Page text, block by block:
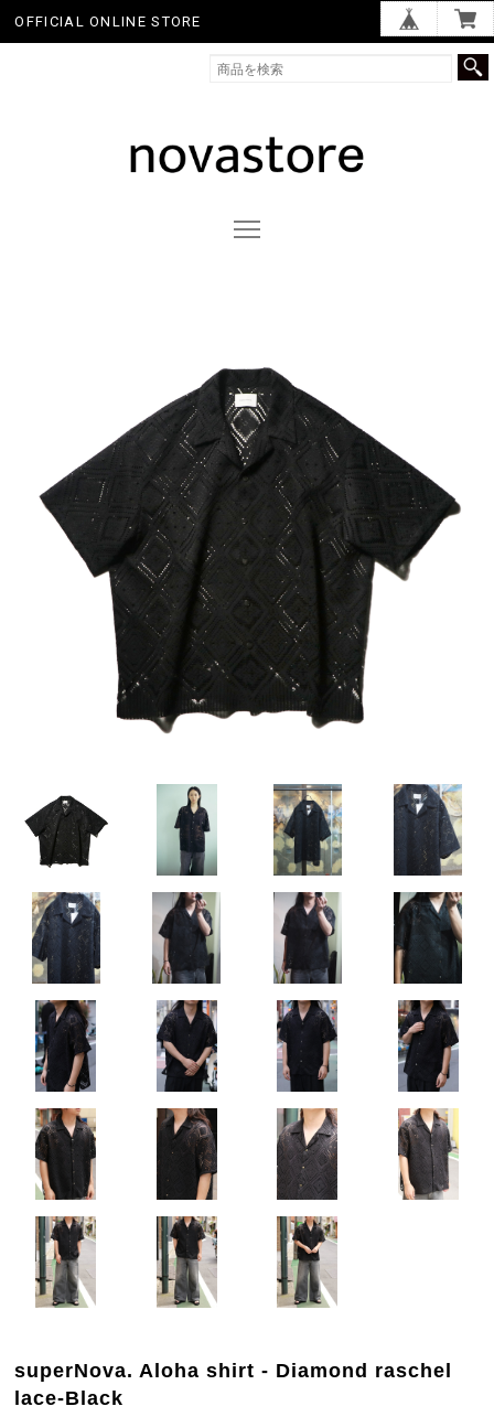
OFFICIAL ONLINE STORE
superNova. Aloha shirt - Diamond raschel
lace-Black